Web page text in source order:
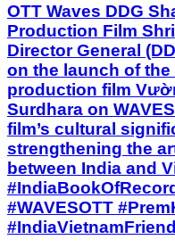
OTT Waves DDG
Production Film
Director General
on the launch of
production film
Surdhara on
film’s cultural
strengthening the
between India and
#WAVESOTT